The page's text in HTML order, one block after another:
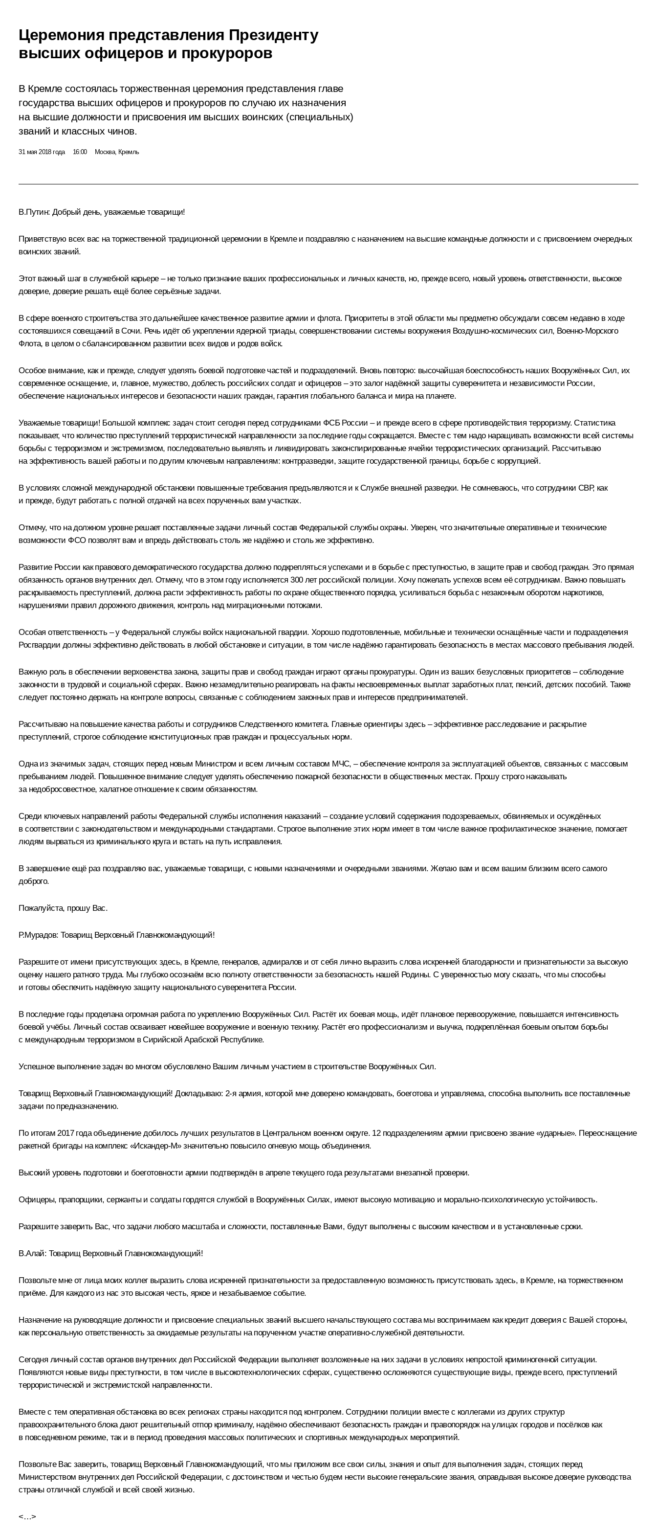
Церемония представления Президенту
высших офицеров и прокуроров
В Кремле состоялась торжественная церемония представления главе
государства высших офицеров и прокуроров по случаю их назначения
на высшие должности и присвоения им высших воинских (специальных)
званий и классных чинов.
31 мая 2018 года 16:00 Москва, Кремль
В.Путин: Добрый день, уважаемые товарищи!
Приветствую всех вас на торжественной традиционной церемонии в Кремле и поздравляю с назначением на высшие командные должности и с присвоением очередных
воинских званий.
Этот важный шаг в служебной карьере – не только признание ваших профессиональных и личных качеств, но, прежде всего, новый уровень ответственности, высокое
доверие, доверие решать ещё более серьёзные задачи.
В сфере военного строительства это дальнейшее качественное развитие армии и флота. Приоритеты в этой области мы предметно обсуждали совсем недавно в ходе
состоявшихся совещаний в Сочи. Речь идёт об укреплении ядерной триады, совершенствовании системы вооружения Воздушно-космических сил, Военно-Морского
Флота, в целом о сбалансированном развитии всех видов и родов войск.
Особое внимание, как и прежде, следует уделять боевой подготовке частей и подразделений. Вновь повторю: высочайшая боеспособность наших Вооружённых Сил, их
современное оснащение, и, главное, мужество, доблесть российских солдат и офицеров – это залог надёжной защиты суверенитета и независимости России,
обеспечение национальных интересов и безопасности наших граждан, гарантия глобального баланса и мира на планете.
Уважаемые товарищи! Большой комплекс задач стоит сегодня перед сотрудниками ФСБ России – и прежде всего в сфере противодействия терроризму. Статистика
показывает, что количество преступлений террористической направленности за последние годы сокращается. Вместе с тем надо наращивать возможности всей системы
борьбы с терроризмом и экстремизмом, последовательно выявлять и ликвидировать законспирированные ячейки террористических организаций. Рассчитываю
на эффективность вашей работы и по другим ключевым направлениям: контрразведки, защите государственной границы, борьбе с коррупцией.
В условиях сложной международной обстановки повышенные требования предъявляются и к Службе внешней разведки. Не сомневаюсь, что сотрудники СВР, как
и прежде, будут работать с полной отдачей на всех порученных вам участках.
Отмечу, что на должном уровне решает поставленные задачи личный состав Федеральной службы охраны. Уверен, что значительные оперативные и технические
возможности ФСО позволят вам и впредь действовать столь же надёжно и столь же эффективно.
Развитие России как правового демократического государства должно подкрепляться успехами и в борьбе с преступностью, в защите прав и свобод граждан. Это прямая
обязанность органов внутренних дел. Отмечу, что в этом году исполняется 300 лет российской полиции. Хочу пожелать успехов всем её сотрудникам. Важно повышать
раскрываемость преступлений, должна расти эффективность работы по охране общественного порядка, усиливаться борьба с незаконным оборотом наркотиков,
нарушениями правил дорожного движения, контроль над миграционными потоками.
Особая ответственность – у Федеральной службы войск национальной гвардии. Хорошо подготовленные, мобильные и технически оснащённые части и подразделения
Росгвардии должны эффективно действовать в любой обстановке и ситуации, в том числе надёжно гарантировать безопасность в местах массового пребывания людей.
Важную роль в обеспечении верховенства закона, защиты прав и свобод граждан играют органы прокуратуры. Один из ваших безусловных приоритетов – соблюдение
законности в трудовой и социальной сферах. Важно незамедлительно реагировать на факты несвоевременных выплат заработных плат, пенсий, детских пособий. Также
следует постоянно держать на контроле вопросы, связанные с соблюдением законных прав и интересов предпринимателей.
Рассчитываю на повышение качества работы и сотрудников Следственного комитета. Главные ориентиры здесь – эффективное расследование и раскрытие
преступлений, строгое соблюдение конституционных прав граждан и процессуальных норм.
Одна из значимых задач, стоящих перед новым Министром и всем личным составом МЧС, – обеспечение контроля за эксплуатацией объектов, связанных с массовым
пребыванием людей. Повышенное внимание следует уделять обеспечению пожарной безопасности в общественных местах. Прошу строго наказывать
за недобросовестное, халатное отношение к своим обязанностям.
Среди ключевых направлений работы Федеральной службы исполнения наказаний – создание условий содержания подозреваемых, обвиняемых и осуждённых
в соответствии с законодательством и международными стандартами. Строгое выполнение этих норм имеет в том числе важное профилактическое значение, помогает
людям вырваться из криминального круга и встать на путь исправления.
В завершение ещё раз поздравляю вас, уважаемые товарищи, с новыми назначениями и очередными званиями. Желаю вам и всем вашим близким всего самого
доброго.
Пожалуйста, прошу Вас.
Р.Мурадов: Товарищ Верховный Главнокомандующий!
Разрешите от имени присутствующих здесь, в Кремле, генералов, адмиралов и от себя лично выразить слова искренней благодарности и признательности за высокую
оценку нашего ратного труда. Мы глубоко осознаём всю полноту ответственности за безопасность нашей Родины. С уверенностью могу сказать, что мы способны
и готовы обеспечить надёжную защиту национального суверенитета России.
В последние годы проделана огромная работа по укреплению Вооружённых Сил. Растёт их боевая мощь, идёт плановое перевооружение, повышается интенсивность
боевой учёбы. Личный состав осваивает новейшее вооружение и военную технику. Растёт его профессионализм и выучка, подкреплённая боевым опытом борьбы
с международным терроризмом в Сирийской Арабской Республике.
Успешное выполнение задач во многом обусловлено Вашим личным участием в строительстве Вооружённых Сил.
Товарищ Верховный Главнокомандующий! Докладываю: 2-я армия, которой мне доверено командовать, боеготова и управляема, способна выполнить все поставленные
задачи по предназначению.
По итогам 2017 года объединение добилось лучших результатов в Центральном военном округе. 12 подразделениям армии присвоено звание «ударные». Переоснащение
ракетной бригады на комплекс «Искандер-М» значительно повысило огневую мощь объединения.
Высокий уровень подготовки и боеготовности армии подтверждён в апреле текущего года результатами внезапной проверки.
Офицеры, прапорщики, сержанты и солдаты гордятся службой в Вооружённых Силах, имеют высокую мотивацию и морально-психологическую устойчивость.
Разрешите заверить Вас, что задачи любого масштаба и сложности, поставленные Вами, будут выполнены с высоким качеством и в установленные сроки.
В.Алай: Товарищ Верховный Главнокомандующий!
Позвольте мне от лица моих коллег выразить слова искренней признательности за предоставленную возможность присутствовать здесь, в Кремле, на торжественном
приёме. Для каждого из нас это высокая честь, яркое и незабываемое событие.
Назначение на руководящие должности и присвоение специальных званий высшего начальствующего состава мы воспринимаем как кредит доверия с Вашей стороны,
как персональную ответственность за ожидаемые результаты на порученном участке оперативно-служебной деятельности.
Сегодня личный состав органов внутренних дел Российской Федерации выполняет возложенные на них задачи в условиях непростой криминогенной ситуации.
Появляются новые виды преступности, в том числе в высокотехнологических сферах, существенно осложняются существующие виды, прежде всего, преступлений
террористической и экстремистской направленности.
Вместе с тем оперативная обстановка во всех регионах страны находится под контролем. Сотрудники полиции вместе с коллегами из других структур
правоохранительного блока дают решительный отпор криминалу, надёжно обеспечивают безопасность граждан и правопорядок на улицах городов и посёлков как
в повседневном режиме, так и в период проведения массовых политических и спортивных международных мероприятий.
Позвольте Вас заверить, товарищ Верховный Главнокомандующий, что мы приложим все свои силы, знания и опыт для выполнения задач, стоящих перед
Министерством внутренних дел Российской Федерации, с достоинством и честью будем нести высокие генеральские звания, оправдывая высокое доверие руководства
страны отличной службой и всей своей жизнью.
<…>